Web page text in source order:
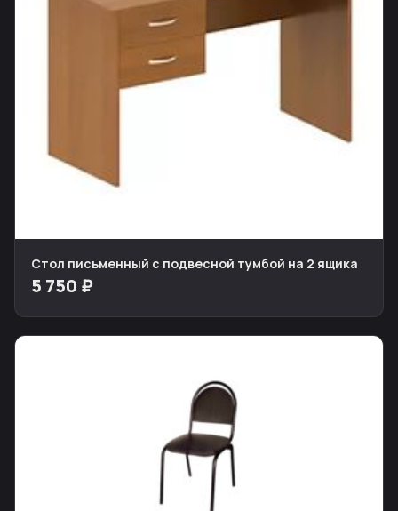
Стол письменный с подвесной тумбой на 2 ящика
5 750 ₽